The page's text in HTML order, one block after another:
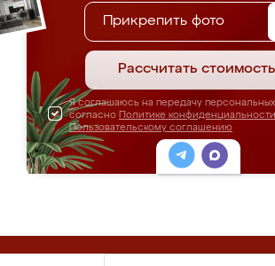
Прикрепить фото
Рассчитать стоимость
Я соглашаюсь на передачу
согласно Политике конфиденциальности
Пользовательскому соглашению